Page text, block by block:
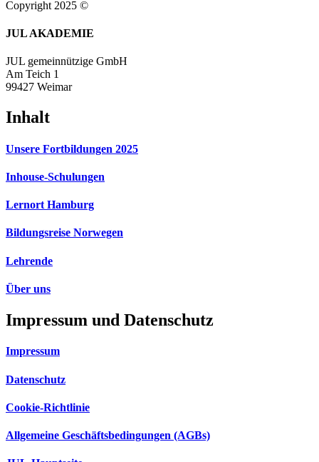
Copyright 2025 ©
JUL AKADEMIE
JUL gemeinnützige GmbH
Am Teich 1
99427 Weimar
Inhalt
Unsere Fortbildungen 2025
Inhouse-Schulungen
Lernort Hamburg
Bildungsreise Norwegen
Lehrende
Über uns
Impressum und Datenschutz
Impressum
Datenschutz
Cookie-Richtlinie
Allgemeine Geschäftsbedingungen (AGBs)